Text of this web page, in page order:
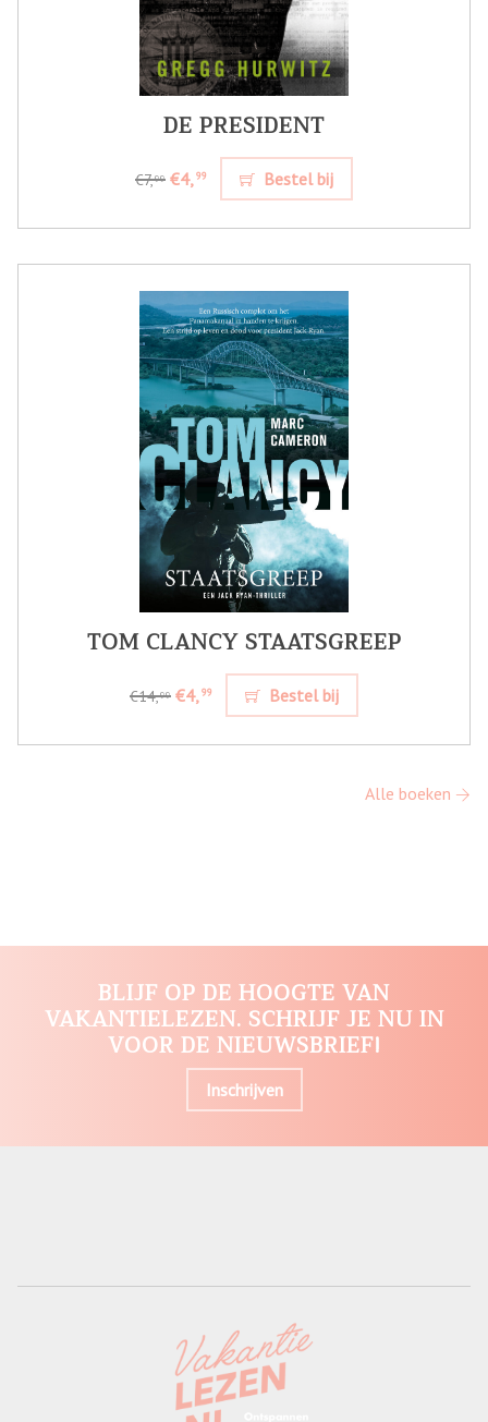
DE PRESIDENT
€7,99 €4,99 Bestel bij
TOM CLANCY STAATSGREEP
€14,99 €4,99 Bestel bij
Alle boeken
BLIJF OP DE HOOGTE VAN
VAKANTIELEZEN. SCHRIJF JE NU IN
VOOR DE NIEUWSBRIEF!
Inschrijven